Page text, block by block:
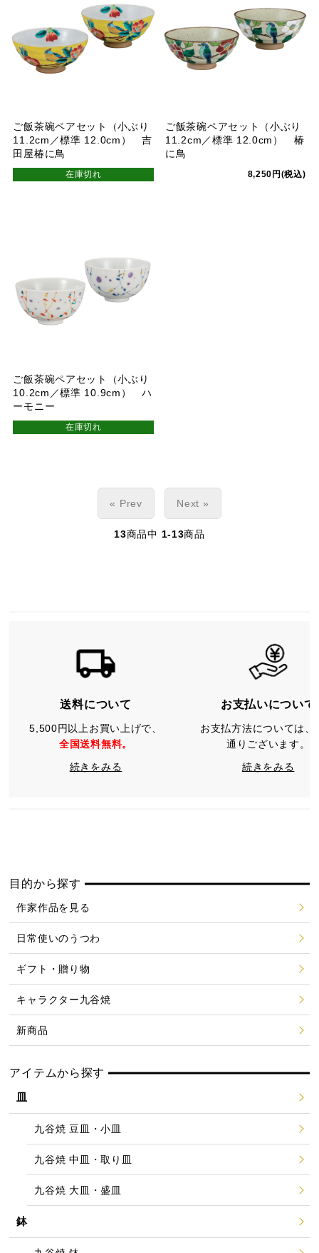
ご飯茶碗ペアセット（小ぶり
11.2cm／標準 12.0cm） 吉
田屋椿に鳥
在庫切れ
ご飯茶碗ペアセット（小ぶり
11.2cm／標準 12.0cm） 椿
に鳥
8,250円(税込)
ご飯茶碗ペアセット（小ぶり
10.2cm／標準 10.9cm） ハ
ーモニー
在庫切れ
« Prev Next »
13商品中 1-13商品
送料について
5,500円以上お買い上げで、
全国送料無料。
続きをみる
お支払いについて
お支払方法については、
通りございます。
続きをみる
目的から探す
作家作品を見る
日常使いのうつわ
ギフト・贈り物
キャラクター九谷焼
新商品
アイテムから探す
皿
九谷焼 豆皿・小皿
九谷焼 中皿・取り皿
九谷焼 大皿・盛皿
鉢